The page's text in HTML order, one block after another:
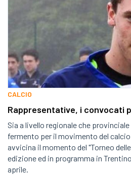
CALCIO
Rappresentative, i convocati
Sia a livello regionale che
fermento per il movimento del
avvicina il momento del "Torneo
edizione ed in programma in
aprile.